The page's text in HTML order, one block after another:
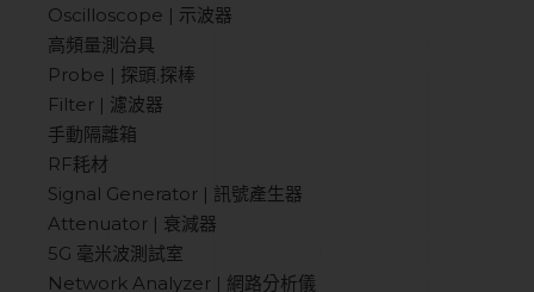
Oscilloscope | 示波器
高頻量測治具
Probe | 探頭.探棒
Filter | 濾波器
手動隔離箱
RF耗材
Signal Generator | 訊號產生器
Attenuator | 衰減器
5G 毫米波測試室
Network Analyzer | 網路分析儀